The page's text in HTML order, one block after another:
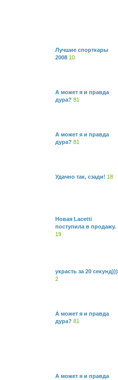
Лучшие спорткары
2008 10
А может я и правда
дура? 81
А может я и правда
дура? 81
Удачно так, сзади! 18
Новая Lacetti
поступила в продажу.
19
украсть за 20 секунд)))
2
А может я и правда
дура? 81
А может я и правда